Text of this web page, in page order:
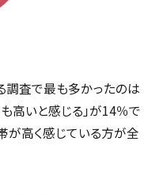
査で最も多かったのは
も高いと感じる」が14％で
高く感じている方が全